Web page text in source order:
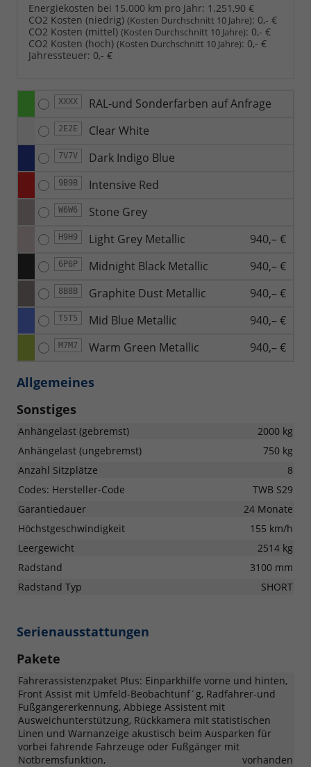
Energiekosten bei 15.000 km pro Jahr: 1.251,90 €
CO2 Kosten (niedrig) (Kosten Durchschnitt 10 Jahre): 0,- €
CO2 Kosten (mittel) (Kosten Durchschnitt 10 Jahre): 0,- €
CO2 Kosten (hoch) (Kosten Durchschnitt 10 Jahre): 0,- €
Jahressteuer: 0,- €
XXXX RAL-und Sonderfarben auf Anfrage
2E2E Clear White
7V7V Dark Indigo Blue
9B9B Intensive Red
W6W6 Stone Grey
H9H9 Light Grey Metallic 940,– €
6P6P Midnight Black Metallic 940,– €
8B8B Graphite Dust Metallic 940,– €
T5T5 Mid Blue Metallic 940,– €
M7M7 Warm Green Metallic 940,– €
Allgemeines
Sonstiges
Anhängelast (gebremst)
2000 kg
Anhängelast (ungebremst)
750 kg
Anzahl Sitzplätze
8
Codes: Hersteller-Code
TWB S29
Garantiedauer
24 Monate
Höchstgeschwindigkeit
155 km/h
Leergewicht
2514 kg
Radstand
3100 mm
Radstand Typ
SHORT
Serienausstattungen
Pakete
Fahrerassistenzpaket Plus: Einparkhilfe vorne und hinten,
Front Assist mit Umfeld-Beobachtunf´g, Radfahrer-und
Fußgängererkennung, Abbiege Assistent mit
Ausweichunterstützung, Rückkamera mit statistischen
Linen und Warnanzeige akustisch beim Ausparken für
vorbei fahrende Fahrzeuge oder Fußgänger mit
Notbremsfunktion,
vorhanden